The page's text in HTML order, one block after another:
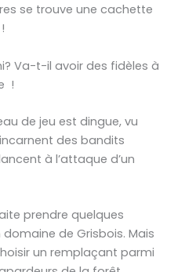
se trouve une cachette
Va-t-il avoir des fidèles à
!
de jeu est dingue, vu
des bandits
à l’attaque d’un
prendre quelques
de Grisbois. Mais
un remplaçant parmi